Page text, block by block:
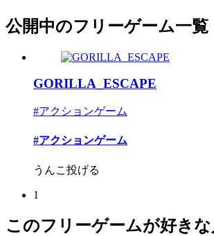
公開中のフリーゲーム一覧
GORILLA_ESCAPE
#アクションゲーム
#アクションゲーム
うんこ投げる
1
このフリーゲームが好き